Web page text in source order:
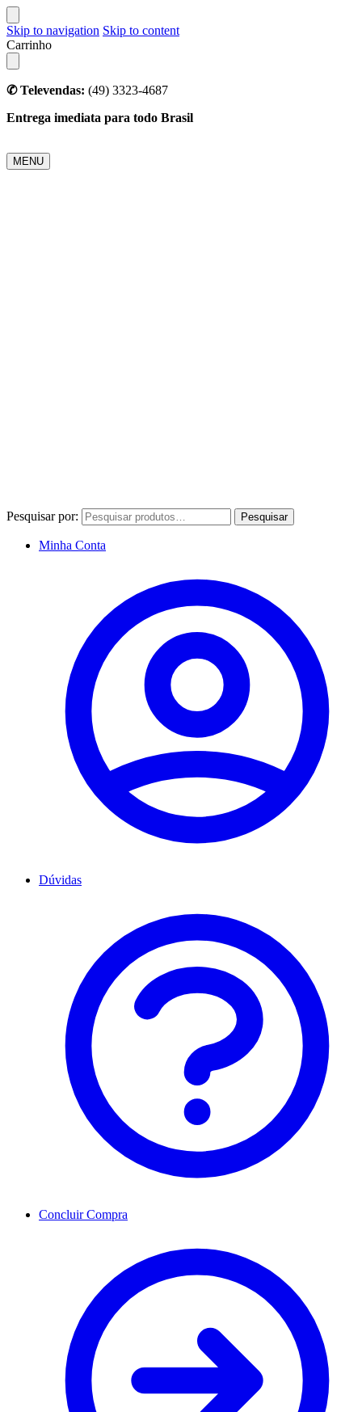
Skip to navigation Skip to content
Carrinho
✆ Televendas: (49) 3323-4687
Entrega imediata para todo Brasil
MENU
Pesquisar por: Pesquisar
Minha Conta
Dúvidas
Concluir Compra